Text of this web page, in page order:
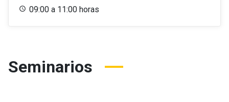
09:00 a 11:00 horas
Seminarios